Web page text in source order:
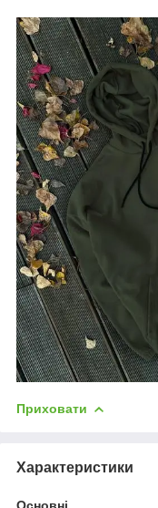
Приховати
Характеристики
Основні